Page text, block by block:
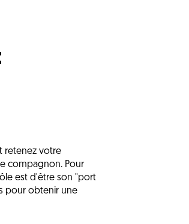
retenez votre
compagnon. Pour
est d'être son "port
pour obtenir une